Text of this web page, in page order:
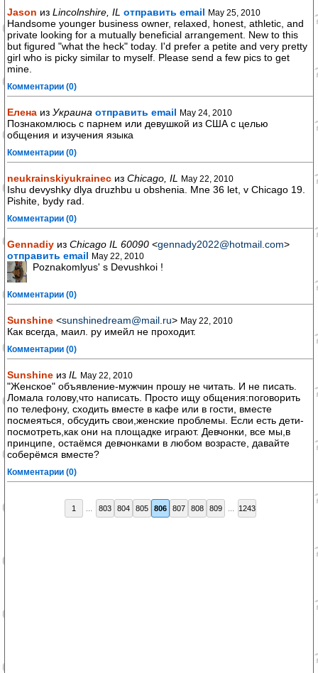
Jason из Lincolnshire, IL отправить email May 25, 2010
Handsome younger business owner, relaxed, honest, athletic, and
private looking for a mutually beneficial arrangement. New to this
but figured "what the heck" today. I'd prefer a petite and very pretty
girl who is picky similar to myself. Please send a few pics to get
mine.
Комментарии (0)
Елена из Украина отправить email May 24, 2010
Познакомлюсь с парнем или девушкой из США с целью
общения и изучения языка
Комментарии (0)
neukrainskiyukrainec из Chicago, IL May 22, 2010
Ishu devyshky dlya druzhbu u obshenia. Mne 36 let, v Chicago 19.
Pishite, bydy rad.
Комментарии (0)
Gennadiy из Chicago IL 60090 <gennady2022@hotmail.com>
отправить email May 22, 2010
Poznakomlyus' s Devushkoi !
Комментарии (0)
Sunshine <sunshinedream@mail.ru> May 22, 2010
Как всегда, маил. ру имейл не проходит.
Комментарии (0)
Sunshine из IL May 22, 2010
"Женское" объявление-мужчин прошу не читать. И не писать.
Ломала голову,что написать. Просто ищу общения:поговорить
по телефону, сходить вместе в кафе или в гости, вместе
посмеяться, обсудить свои,женские проблемы. Если есть дети-
посмотреть,как они на площадке играют. Девчонки, все мы,в
принципе, остаёмся девчонками в любом возрасте, давайте
соберёмся вместе?
Комментарии (0)
1 803 804 805 806 807 808 809 1243